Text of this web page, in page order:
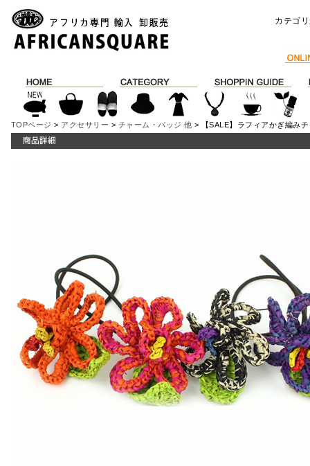
カテゴ
TOPページ > アクセサリー > チャーム・バッジ 他 > 【SALE】ラフィアかぎ編み